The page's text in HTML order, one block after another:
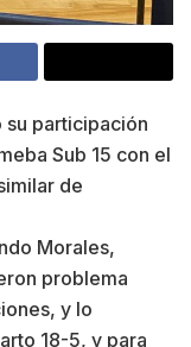
su participación
Sub 15 con el
de
Morales,
problema
y lo
18-5, y para